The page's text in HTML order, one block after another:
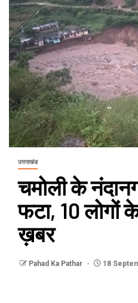
उत्तराखंड
चमोली के
फटा, 10 लोगों
ख़बर
Pahad Ka Pathar 18